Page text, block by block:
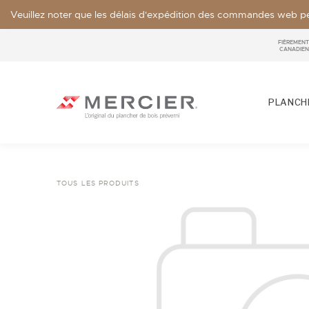
Veuillez noter que les délais d'expédition des commandes web
FIÈREMENT
CANADIEN
TOUS LES PRODUITS